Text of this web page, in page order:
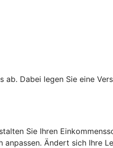
Dabei legen Sie eine
Sie Ihren
Ändert sich Ihre